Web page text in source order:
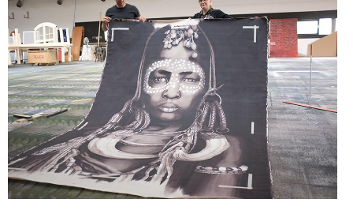
PRINTS
ABOUT
PRESS
CONTACT